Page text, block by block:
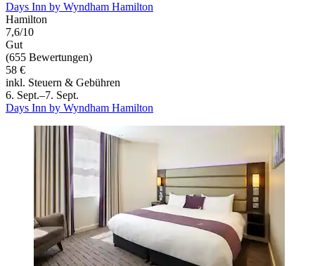
Days Inn by Wyndham Hamilton
Hamilton
7,6/10
Gut
(655 Bewertungen)
58 €
inkl. Steuern & Gebühren
6. Sept.–7. Sept.
Days Inn by Wyndham Hamilton